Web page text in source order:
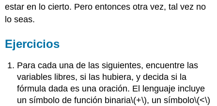
estar en lo cierto. Pero entonces otra vez, tal vez no
lo seas.
Ejercicios
Para cada una de las siguientes, encuentre las
variables libres, si las hubiera, y decida si la
fórmula dada es una oración. El lenguaje incluye
un símbolo de función binaria\(+\), un símbolo\(<\)